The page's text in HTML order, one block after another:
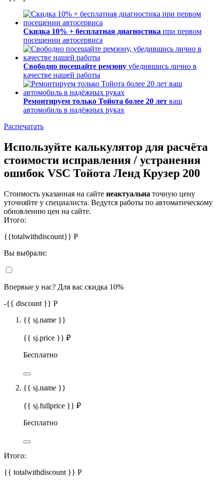
Скидка 10% + бесплатная диагностика при первом
посещении автосервиса
Свободно посещайте ремзону убедившись лично в
качестве нашей работы
Ремонтируем только Тойота более 20 лет ваш
автомобиль в надёжных руках
Распечатать
Используйте калькулятор для расчёта
стоимости исправления / устранения
ошибок VSC Тойота Ленд Крузер 200
Стоимость указанная на сайте неактуальна точную цену
уточняйте у специалиста. Ведутся работы по автоматическому
обновлению цен на сайте.
Итого:
{{totalwithdiscount}} Р
Вы выбрали:
Впервые у нас? Для вас скидка 10%
-{{ discount }} Р
{{ sj.name }}
{{ sj.price }} ₽
Бесплатно
{{ sj.name }}
{{ sj.fullprice }} ₽
Бесплатно
Итого:
{{ totalwithdiscount }} Р